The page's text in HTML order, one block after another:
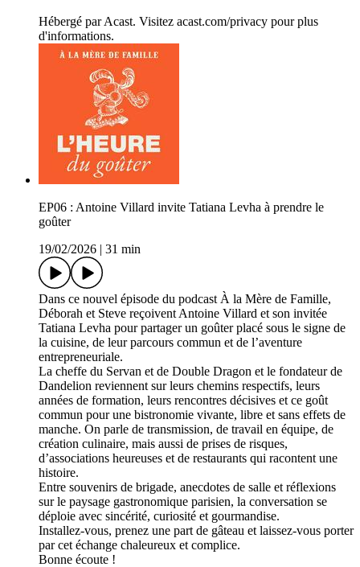
Hébergé par Acast. Visitez acast.com/privacy pour plus
d'informations.
EP06 : Antoine Villard invite Tatiana Levha à prendre le
goûter
19/02/2026 | 31 min
Dans ce nouvel épisode du podcast À la Mère de Famille,
Déborah et Steve reçoivent Antoine Villard et son invitée
Tatiana Levha pour partager un goûter placé sous le signe de
la cuisine, de leur parcours commun et de l’aventure
entrepreneuriale.
La cheffe du Servan et de Double Dragon et le fondateur de
Dandelion reviennent sur leurs chemins respectifs, leurs
années de formation, leurs rencontres décisives et ce goût
commun pour une bistronomie vivante, libre et sans effets de
manche. On parle de transmission, de travail en équipe, de
création culinaire, mais aussi de prises de risques,
d’associations heureuses et de restaurants qui racontent une
histoire.
Entre souvenirs de brigade, anecdotes de salle et réflexions
sur le paysage gastronomique parisien, la conversation se
déploie avec sincérité, curiosité et gourmandise.
Installez-vous, prenez une part de gâteau et laissez-vous porter
par cet échange chaleureux et complice.
Bonne écoute !